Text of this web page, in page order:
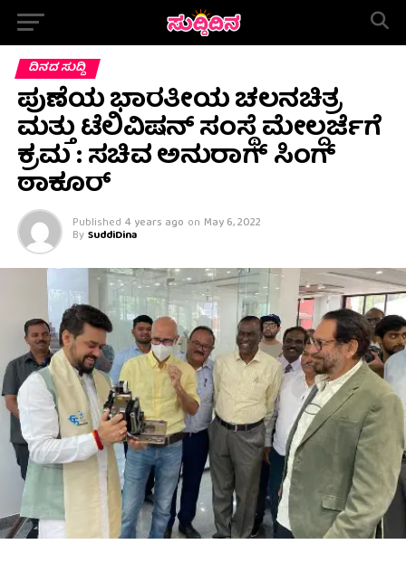
ದಿನದ ಸುದ್ದಿ
ಪುಣೆಯ ಭಾರತೀಯ ಚಲನಚಿತ್ರ
ಮತ್ತು ಟೆಲಿವಿಷನ್ ಸಂಸ್ಥೆ ಮೇಲ್ದರ್ಜೆಗೆ
ಕ್ರಮ : ಸಚಿವ ಅನುರಾಗ್ ಸಿಂಗ್
ಠಾಕೂರ್
Published 4 years ago on May 6, 2022
By SuddiDina